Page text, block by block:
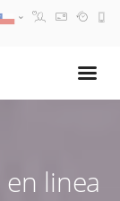
linea